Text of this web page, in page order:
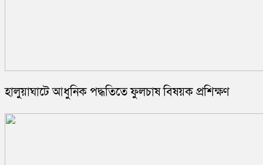
হালুয়াঘাটে আধুনিক পদ্ধতিতে ফুলচাষ বিষয়ক প্রশিক্ষণ